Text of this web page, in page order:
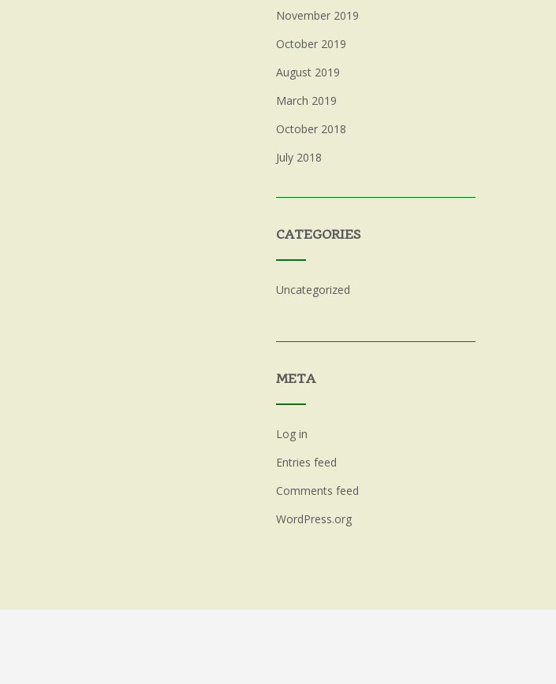
November 2019
October 2019
August 2019
March 2019
October 2018
July 2018
CATEGORIES
Uncategorized
META
Log in
Entries feed
Comments feed
WordPress.org